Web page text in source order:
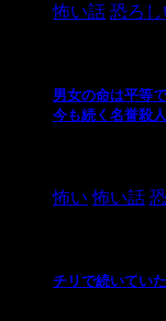
怖い話 恐ろし
男女の命は平等
今も続く名誉殺人
怖い 怖い話
チリで続いてい